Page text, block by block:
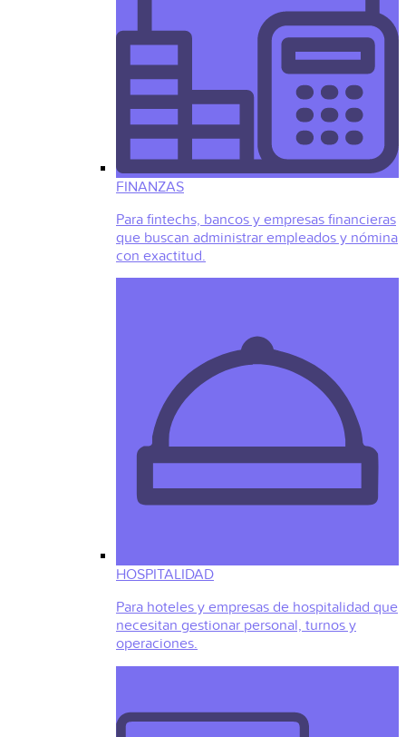
FINANZAS
Para fintechs, bancos y empresas financieras
que buscan administrar empleados y nómina
con exactitud.
HOSPITALIDAD
Para hoteles y empresas de hospitalidad que
necesitan gestionar personal, turnos y
operaciones.